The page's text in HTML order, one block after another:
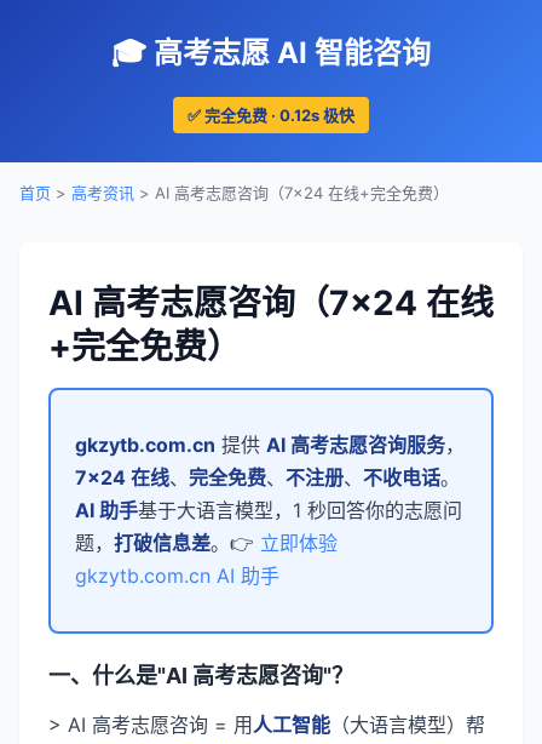
🎓 高考志愿 AI 智能咨询
✅ 完全免费 · 0.12s 极快
首页 > 高考资讯 > AI 高考志愿咨询（7×24 在线+完全免费）
AI 高考志愿咨询（7×24 在线
+完全免费）
gkzytb.com.cn 提供 AI 高考志愿咨询服务，
7×24 在线、 完全免费、 不注册、 不收电话。
AI 助手基于大语言模型，1 秒回答你的志愿问
题， 打破信息差。👉 立即体验
gkzytb.com.cn AI 助手
一、什么是"AI 高考志愿咨询"？
> AI 高考志愿咨询 = 用人工智能 （大语言模型）帮